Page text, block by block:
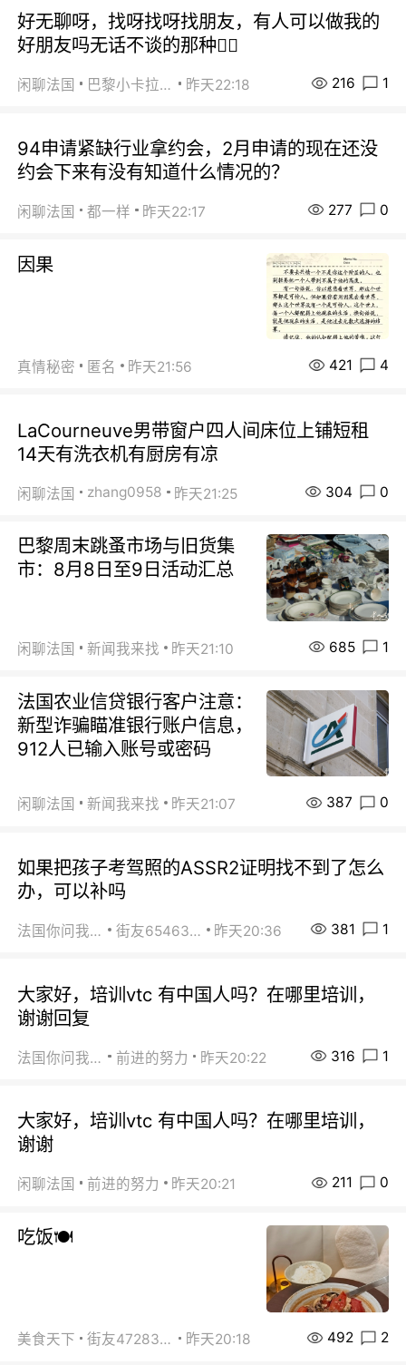
好无聊呀，找呀找呀找朋友，有人可以做我的
好朋友吗无话不谈的那种😮‍💨
闲聊法国 巴黎小卡拉咪 昨天22:18 216 1
94申请紧缺行业拿约会，2月申请的现在还没
约会下来有没有知道什么情况的？
闲聊法国 都一样 昨天22:17 277 0
因果
真情秘密 匿名 昨天21:56 421 4
LaCourneuve男带窗户四人间床位上铺短租
14天有洗衣机有厨房有凉
闲聊法国 zhang0958 昨天21:25 304 0
巴黎周末跳蚤市场与旧货集
市：8月8日至9日活动汇总
闲聊法国 新闻我来找 昨天21:10 685 1
法国农业信贷银行客户注意：
新型诈骗瞄准银行账户信息，
912人已输入账号或密码
闲聊法国 新闻我来找 昨天21:07 387 0
如果把孩子考驾照的ASSR2证明找不到了怎么
办，可以补吗
法国你问我答 街友65463281 昨天20:36 381 1
大家好，培训vtc 有中国人吗？在哪里培训，
谢谢回复
法国你问我答 前进的努力 昨天20:22 316 1
大家好，培训vtc 有中国人吗？在哪里培训，
谢谢
闲聊法国 前进的努力 昨天20:21 211 0
吃饭🍽️
美食天下 街友472838572 昨天20:18 492 2